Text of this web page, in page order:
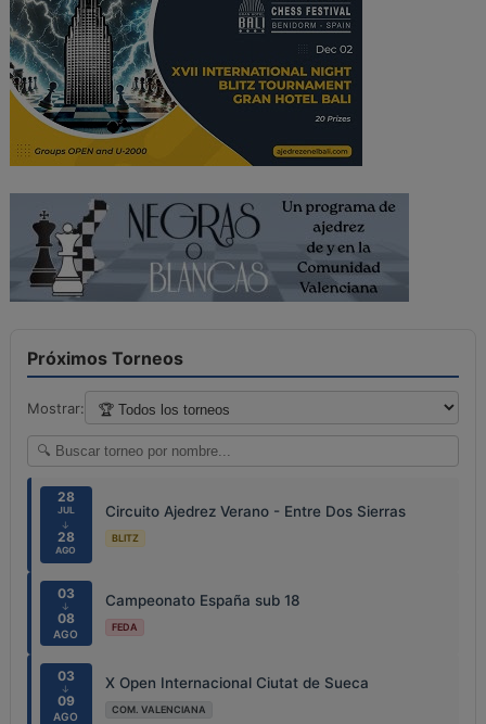
Próximos Torneos
Mostrar:
28
JUL
↓
28
AGO
Circuito Ajedrez Verano - Entre Dos Sierras
BLITZ
03
↓
08
AGO
Campeonato España sub 18
FEDA
03
↓
09
AGO
X Open Internacional Ciutat de Sueca
COM. VALENCIANA